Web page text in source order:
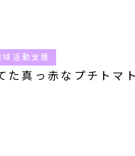
域活動支援
た真っ赤なプチトマ